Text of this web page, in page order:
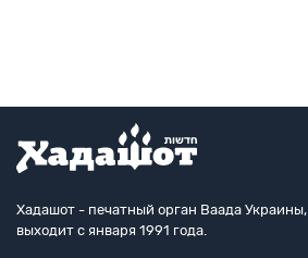
Хадашот - печатный орган Ваада Украины,
выходит с января 1991 года.